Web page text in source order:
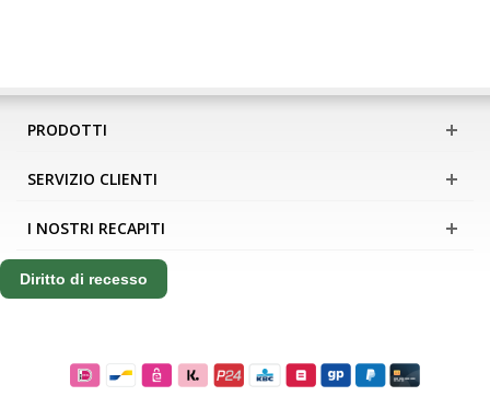
PRODOTTI
SERVIZIO CLIENTI
I NOSTRI RECAPITI
Diritto di recesso